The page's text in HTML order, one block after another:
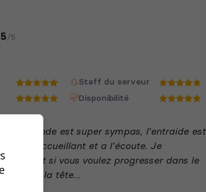
5/5
Staff du serveur
Disponibilité
le monde est super sympas, l'entraide est
est accueillant et a l'écoute. Je
vraiment si vous voulez progresser dans le
la tête...